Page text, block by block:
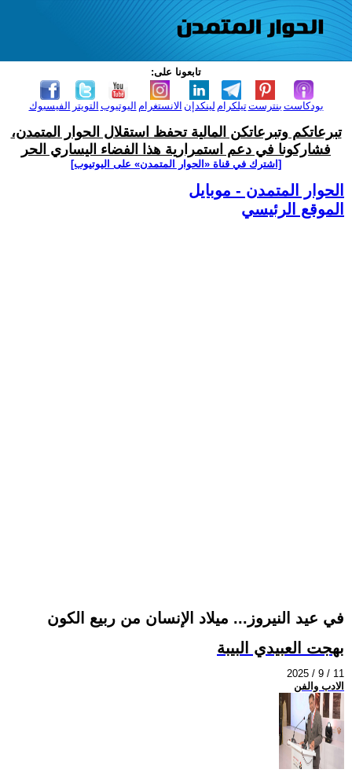
تابعونا على:
الفيسبوك التويتر اليوتيوب الانستغرام لينكدإن تيلكرامبنترست بودكاست
تبرعاتكم وتبرعاتكن المالية تحفظ استقلال الحوار المتمدن،
فشاركونا في دعم استمرارية هذا الفضاء اليساري الحر
[اشترك في قناة ‫«الحوار المتمدن» على اليوتيوب]
الحوار المتمدن - موبايل
الموقع الرئيسي
في عيد النيروز... ميلاد الإنسان من ربيع الكون
بهجت العبيدي البيبة
2025 / 9 / 11
الادب والفن